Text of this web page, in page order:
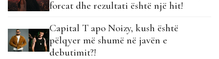
forcat dhe rezultati është një hit!
Capital T apo Noizy, kush është
pëlqyer më shumë në javën e
debutimit?!